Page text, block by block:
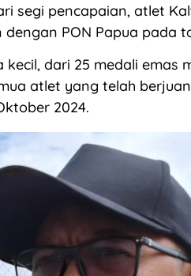
segi pencapaian, atlet
PON Papua pada
dari 25 medali emas
atlet yang telah
2024.